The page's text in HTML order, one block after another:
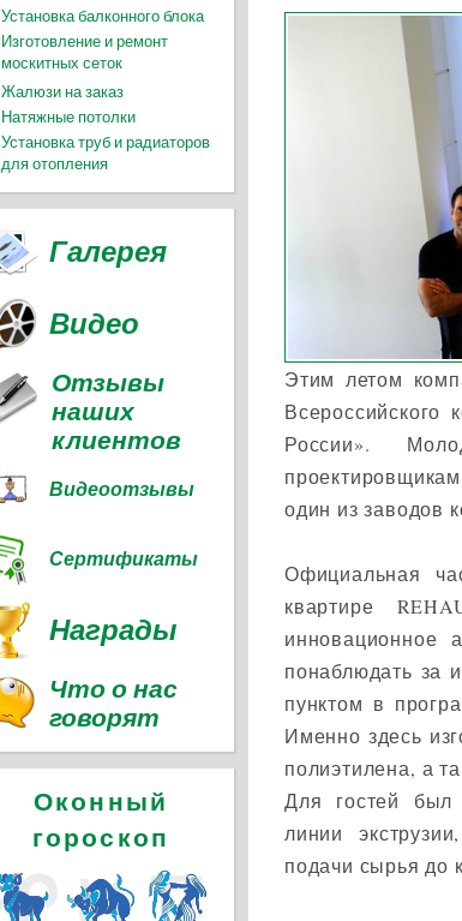
Этим летом
Всероссийского
России».
один из заводов
Официальная
квартире
инновационное
понаблюдать за
пунктом в
Именно здесь
полиэтилена, а
Для гостей был
линии
подачи сырья до
Установка балконного блока
Изготовление и ремонт
москитных сеток
Жалюзи на заказ
Натяжные потолки
Установка труб и радиаторов
для отопления
Галерея
Видео
Отзывы
наших
клиентов
Видеоотзывы
Сертификаты
Награды
Что о нас
говорят
Оконный
гороскоп